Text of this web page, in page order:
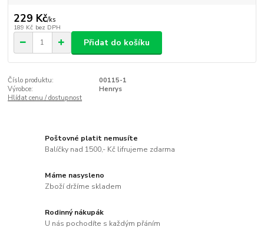
229 Kč/ks
189 Kč bez DPH
Přidat do košíku
Číslo produktu:
00115-1
Výrobce:
Henrys
Hlídat cenu / dostupnost
Poštovné platit nemusíte
Balíčky nad 1500,- Kč lifrujeme zdarma
Máme nasysleno
Zboží držíme skladem
Rodinný nákupák
U nás pochodíte s každým přáním